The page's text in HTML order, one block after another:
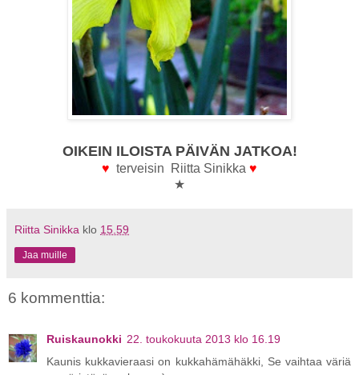
OIKEIN ILOISTA PÄIVÄN JATKOA!
♥ terveisin Riitta Sinikka ♥
★
Riitta Sinikka klo 15.59
Jaa muille
6 kommenttia:
Ruiskaunokki 22. toukokuuta 2013 klo 16.19
Kaunis kukkavieraasi on kukkahämähäkki, Se vaihtaa väriä